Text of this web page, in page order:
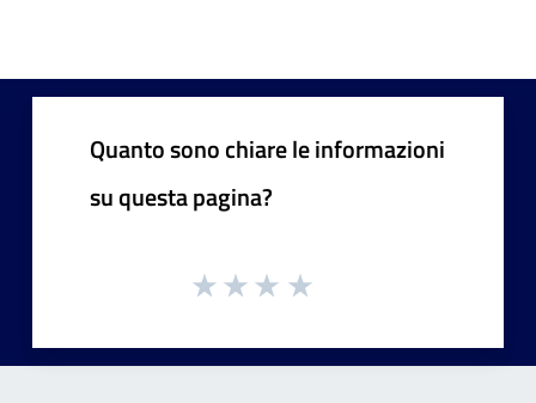
Quanto sono chiare le informazioni
su questa pagina?